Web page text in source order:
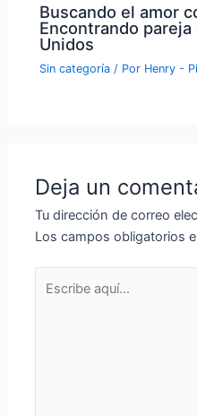
Buscando el amor
Encontrando
Unidos
Sin categoría / Por Henry -
Deja un
Tu dirección de correo
Los campos obligatorios
aquí...